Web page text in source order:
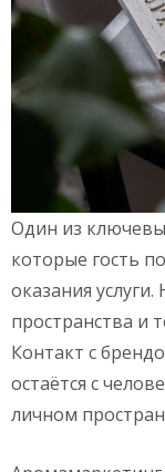
Один из
которые гость
оказания
пространства и
Контакт с
остаётся с
личном